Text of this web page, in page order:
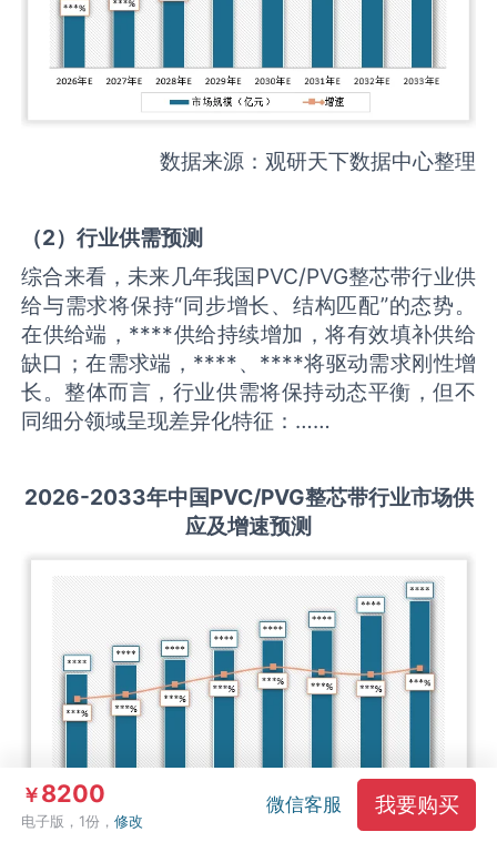
数据来源：观研天下数据中心整理
（2）行业供需预测
综合来看，未来几年我国PVC/PVG整芯带行业供
给与需求将保持“同步增长、结构匹配”的态势。
在供给端，****供给持续增加，将有效填补供给
缺口；在需求端，****、****将驱动需求刚性增
长。整体而言，行业供需将保持动态平衡，但不
同细分领域呈现差异化特征：……
2026-2033年中国PVC/PVG整芯带行业市场供
应及增速预测
￥8200
电子版，1份，修改
微信客服 我要购买